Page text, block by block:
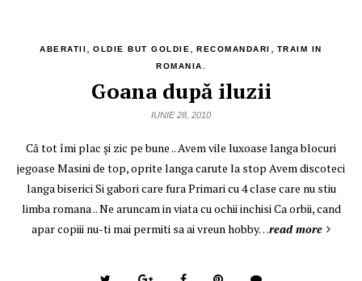
ABERATII ,OLDIE BUT GOLDIE ,RECOMANDARI
TRAIM IN
ROMANIA.
Goana după iluzii
IUNIE 28, 2010
Că tot îmi plac şi zic pe bune .. Avem vile luxoase langa blocuri
jegoase Masini de top, oprite langa carute la stop Avem discoteci
langa biserici Si gabori care fura Primari cu 4 clase care nu stiu
limba romana .. Ne aruncam in viata cu ochii inchisi Ca orbii, cand
apar copiii nu-ti mai permiti sa ai vreun hobby…read more